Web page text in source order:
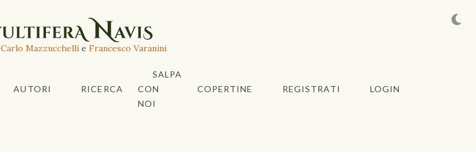
Carlo Mazzucchellie Francesco Varanini
AUTORI RICERCA
SALPA
CON
NOI
COPERTINE REGISTRATI LOGIN